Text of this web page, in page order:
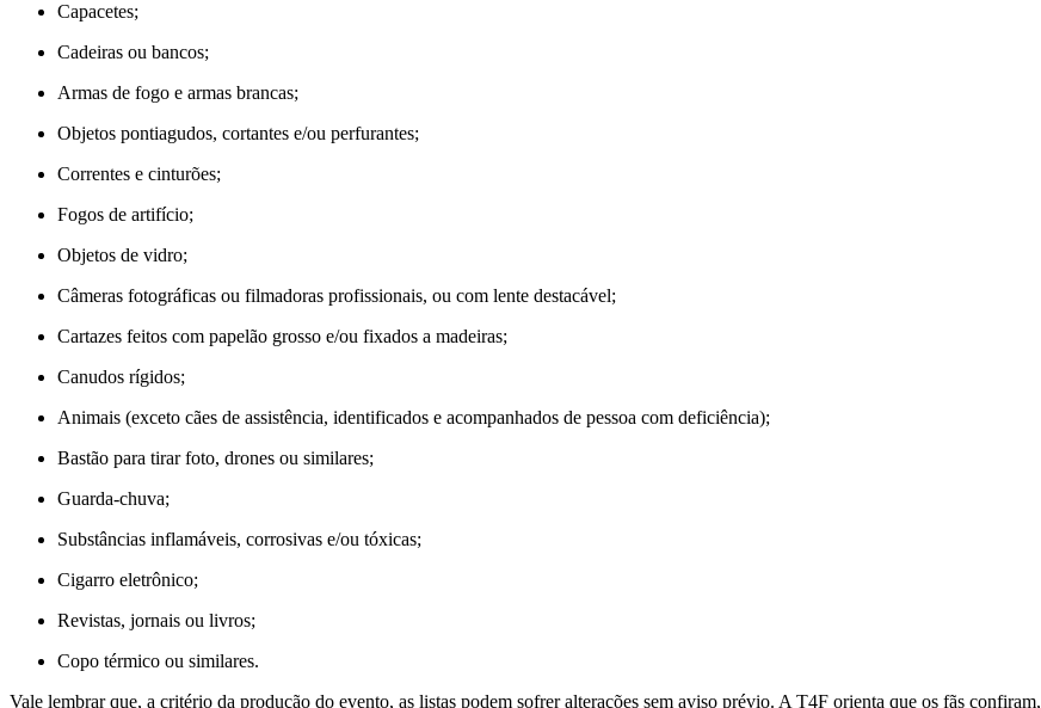
Capacetes;
Cadeiras ou bancos;
Armas de fogo e armas brancas;
Objetos pontiagudos, cortantes e/ou perfurantes;
Correntes e cinturões;
Fogos de artifício;
Objetos de vidro;
Câmeras fotográficas ou filmadoras profissionais, ou com lente destacável;
Cartazes feitos com papelão grosso e/ou fixados a madeiras;
Canudos rígidos;
Animais (exceto cães de assistência, identificados e acompanhados de pessoa com deficiência);
Bastão para tirar foto, drones ou similares;
Guarda-chuva;
Substâncias inflamáveis, corrosivas e/ou tóxicas;
Cigarro eletrônico;
Revistas, jornais ou livros;
Copo térmico ou similares.
Vale lembrar que, a critério da produção do evento, as listas podem sofrer alterações sem aviso prévio. A T4F orienta que os fãs